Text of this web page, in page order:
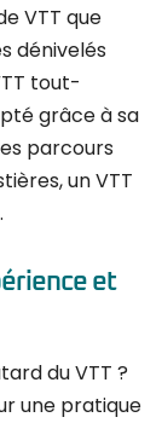
VTT que
dénivelés
tout-
grâce à sa
parcours
un VTT
et
du VTT ?
une pratique